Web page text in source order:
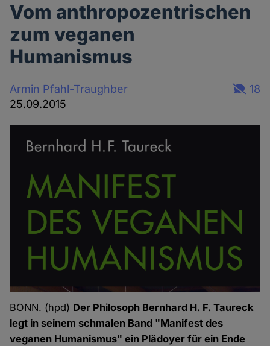
Vom anthropozentrischen
zum veganen
Humanismus
Armin Pfahl-Traughber
25.09.2015
18
BONN. (hpd) Der Philosoph Bernhard H. F. Taureck
legt in seinem schmalen Band "Manifest des
veganen Humanismus" ein Plädoyer für ein Ende